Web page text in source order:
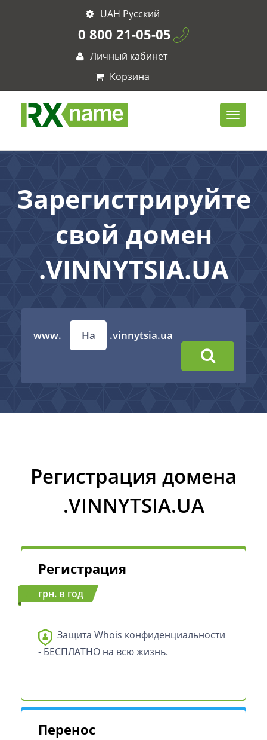
UAH Русский
0 800 21-05-05
Личный кабинет
Корзина
Зарегистрируйте
свой домен
.VINNYTSIA.UA
www. .vinnytsia.ua
Регистрация домена
.VINNYTSIA.UA
Регистрация
грн. в год
Защита Whois конфиденциальности
- БЕСПЛАТНО на всю жизнь.
Перенос